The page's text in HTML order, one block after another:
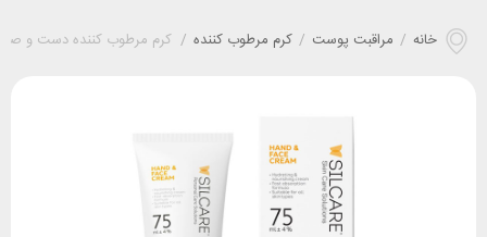
خانه / مراقبت پوست / کرم مرطوب کننده / کرم مرطوب کننده دست و